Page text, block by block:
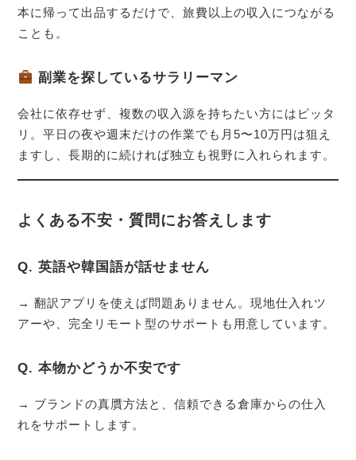
本に帰って出品するだけで、旅費以上の収入につながる
ことも。
副業を探しているサラリーマン
会社に依存せず、複数の収入源を持ちたい方にはピッタ
リ。平日の夜や週末だけの作業でも月5〜10万円は狙え
ますし、長期的に続ければ独立も視野に入れられます。
よくある不安・質問にお答えします
Q. 英語や韓国語が話せません
→ 翻訳アプリを使えば問題ありません。現地仕入れツ
アーや、完全リモート型のサポートも用意しています。
Q. 本物かどうか不安です
→ ブランドの真贋方法と、信頼できる倉庫からの仕入
れをサポートします。